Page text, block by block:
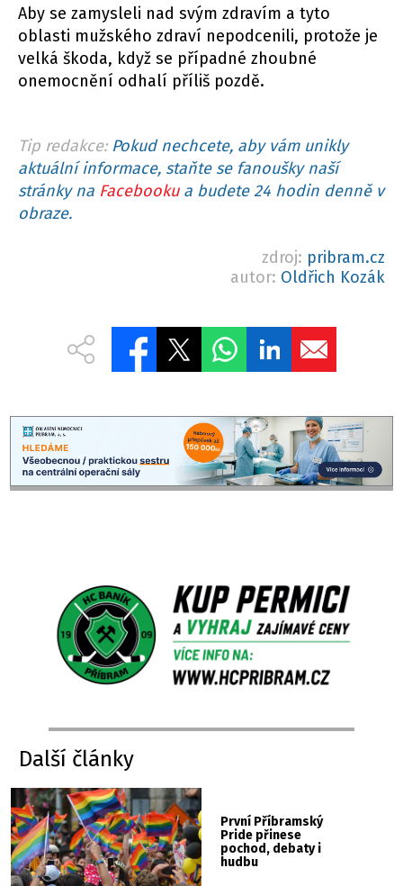
Aby se zamysleli nad svým zdravím a tyto
oblasti mužského zdraví nepodcenili, protože je
velká škoda, když se případné zhoubné
onemocnění odhalí příliš pozdě.
Tip redakce: Pokud nechcete, aby vám unikly
aktuální informace, staňte se fanoušky naší
stránky na Facebookua budete 24 hodin denně v
obraze.
zdroj: pribram.cz
autor: Oldřich Kozák
Další články
První Příbramský
Pride přinese
pochod, debaty i
hudbu